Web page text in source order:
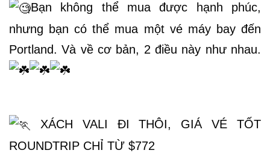
Bạn không thể mua được hạnh phúc,
nhưng bạn có thể mua một vé máy bay đến
Portland. Và về cơ bản, 2 điều này như nhau.
XÁCH VALI ĐI THÔI, GIÁ VÉ TỐT
ROUNDTRIP CHỈ TỪ $772